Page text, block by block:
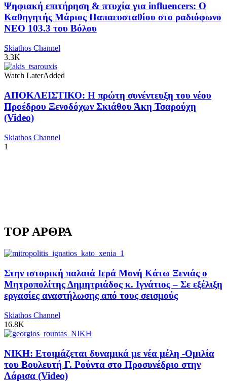
Ψηφιακή επιτήρηση & πτυχία για influencers: Ο
Καθηγητής Μάριος Παπαευσταθίου στο ραδιόφωνο
NEO 103.3 του Βόλου
Skiathos Channel
3.3K
Watch LaterAdded
ΑΠΟΚΛΕΙΣΤΙΚΟ: Η πρώτη συνέντευξη του νέου
Προέδρου Ξενοδόχων Σκιάθου Άκη Τσαρούχη
(Video)
Skiathos Channel
1
TOP ΑΡΘΡΑ
Στην ιστορική παλαιά Ιερά Μονή Κάτω Ξενιάς ο
Μητροπολίτης Δημητριάδος κ. Ιγνάτιος – Σε εξέλιξη
εργασίες αναστήλωσης από τους σεισμούς
Skiathos Channel
16.8K
ΝΙΚΗ: Ετοιμάζεται δυναμικά με νέα μέλη -Ομιλία
του Βουλευτή Γ. Ρούντα στο Προσυνέδριο στην
Λάρισα (Video)